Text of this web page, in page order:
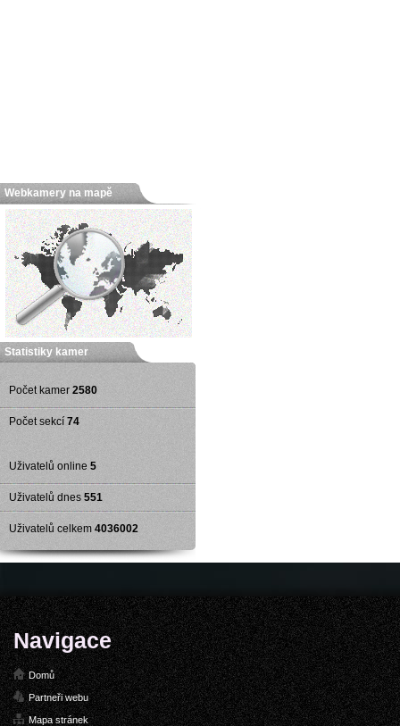
Webkamery na mapě
Statistiky kamer
Počet kamer 2580
Počet sekcí 74
Uživatelů online 5
Uživatelů dnes 551
Uživatelů celkem 4036002
Navigace
Domů
Partneři webu
Mapa stránek